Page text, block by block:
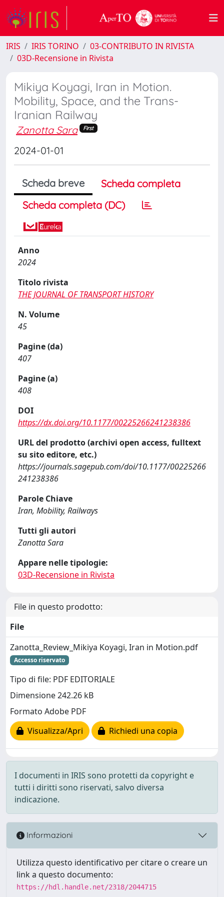
IRIS IRIS TORINO
03-CONTRIBUTO IN RIVISTA
03D-Recensione in Rivista
Mikiya Koyagi, Iran in Motion.
Mobility, Space, and the Trans-
Iranian Railway
Zanotta Sara First
2024-01-01
Scheda breve
Scheda completa
Scheda completa (DC)
Anno
2024
Titolo rivista
THE JOURNAL OF TRANSPORT HISTORY
N. Volume
45
Pagine (da)
407
Pagine (a)
408
DOI
https://dx.doi.org/10.1177/00225266241238386
URL del prodotto (archivi open access, fulltext
su sito editore, etc.)
https://journals.sagepub.com/doi/10.1177/00225266
241238386
Parole Chiave
Iran, Mobility, Railways
Tutti gli autori
Zanotta Sara
Appare nelle tipologie:
03D-Recensione in Rivista
File in questo prodotto:
File
Zanotta_Review_Mikiya Koyagi, Iran in Motion.pdf
Accesso riservato
Tipo di file: PDF EDITORIALE
Dimensione 242.26 kB
Formato Adobe PDF
Visualizza/Apri
Richiedi una copia
I documenti in IRIS sono protetti da copyright e
tutti i diritti sono riservati, salvo diversa
indicazione.
Informazioni
Utilizza questo identificativo per citare o creare un
link a questo documento:
https://hdl.handle.net/2318/2044715